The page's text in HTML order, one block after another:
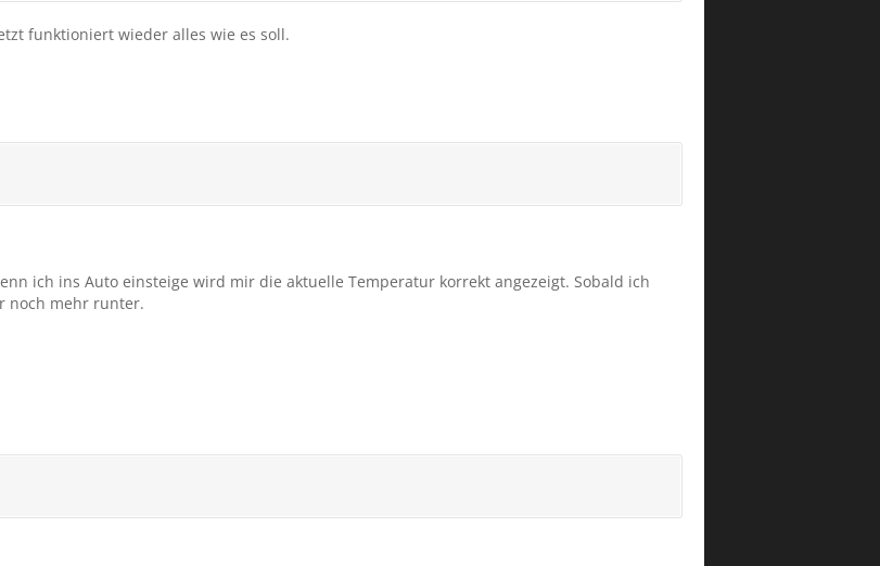
funktioniert wieder alles wie es soll.
ich ins Auto einsteige wird mir die aktuelle Temperatur korrekt angezeigt. Sobald ich
noch mehr runter.